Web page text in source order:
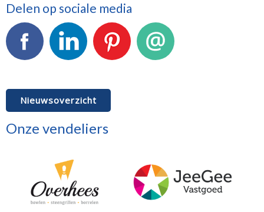
Delen op sociale media
Nieuwsoverzicht
Onze vendeliers